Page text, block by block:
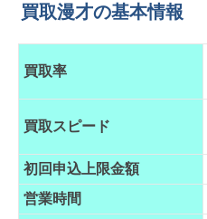
買取漫才の基本情報
買取率
買取スピード
初回申込上限金額
営業時間